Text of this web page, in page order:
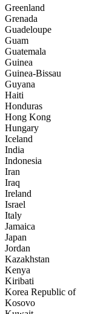
Greenland
Grenada
Guadeloupe
Guam
Guatemala
Guinea
Guinea-Bissau
Guyana
Haiti
Honduras
Hong Kong
Hungary
Iceland
India
Indonesia
Iran
Iraq
Ireland
Israel
Italy
Jamaica
Japan
Jordan
Kazakhstan
Kenya
Kiribati
Korea Republic of
Kosovo